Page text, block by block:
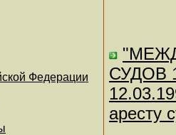
Федерации
СУДОВ
аресту